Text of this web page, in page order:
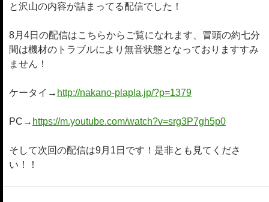
と沢山の内容が詰まってる配信でした！
8月4日の配信はこちらからご覧になれます、冒頭の約七分
間は機材のトラブルにより無音状態となっておりますすみ
ません！
ケータイ→ http://nakano-plapla.jp/?p=1379
PC→ https://m.youtube.com/watch?v=srg3P7gh5p0
そして次回の配信は9月1日です！是非とも見てくださ
い！！